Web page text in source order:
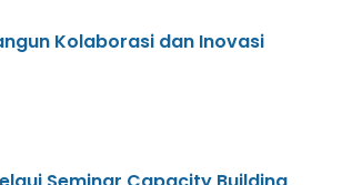
Kolaborasi dan Inovasi